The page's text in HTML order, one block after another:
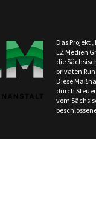
Das Projekt
LZ Medien
die
privaten
Diese
durch
vom